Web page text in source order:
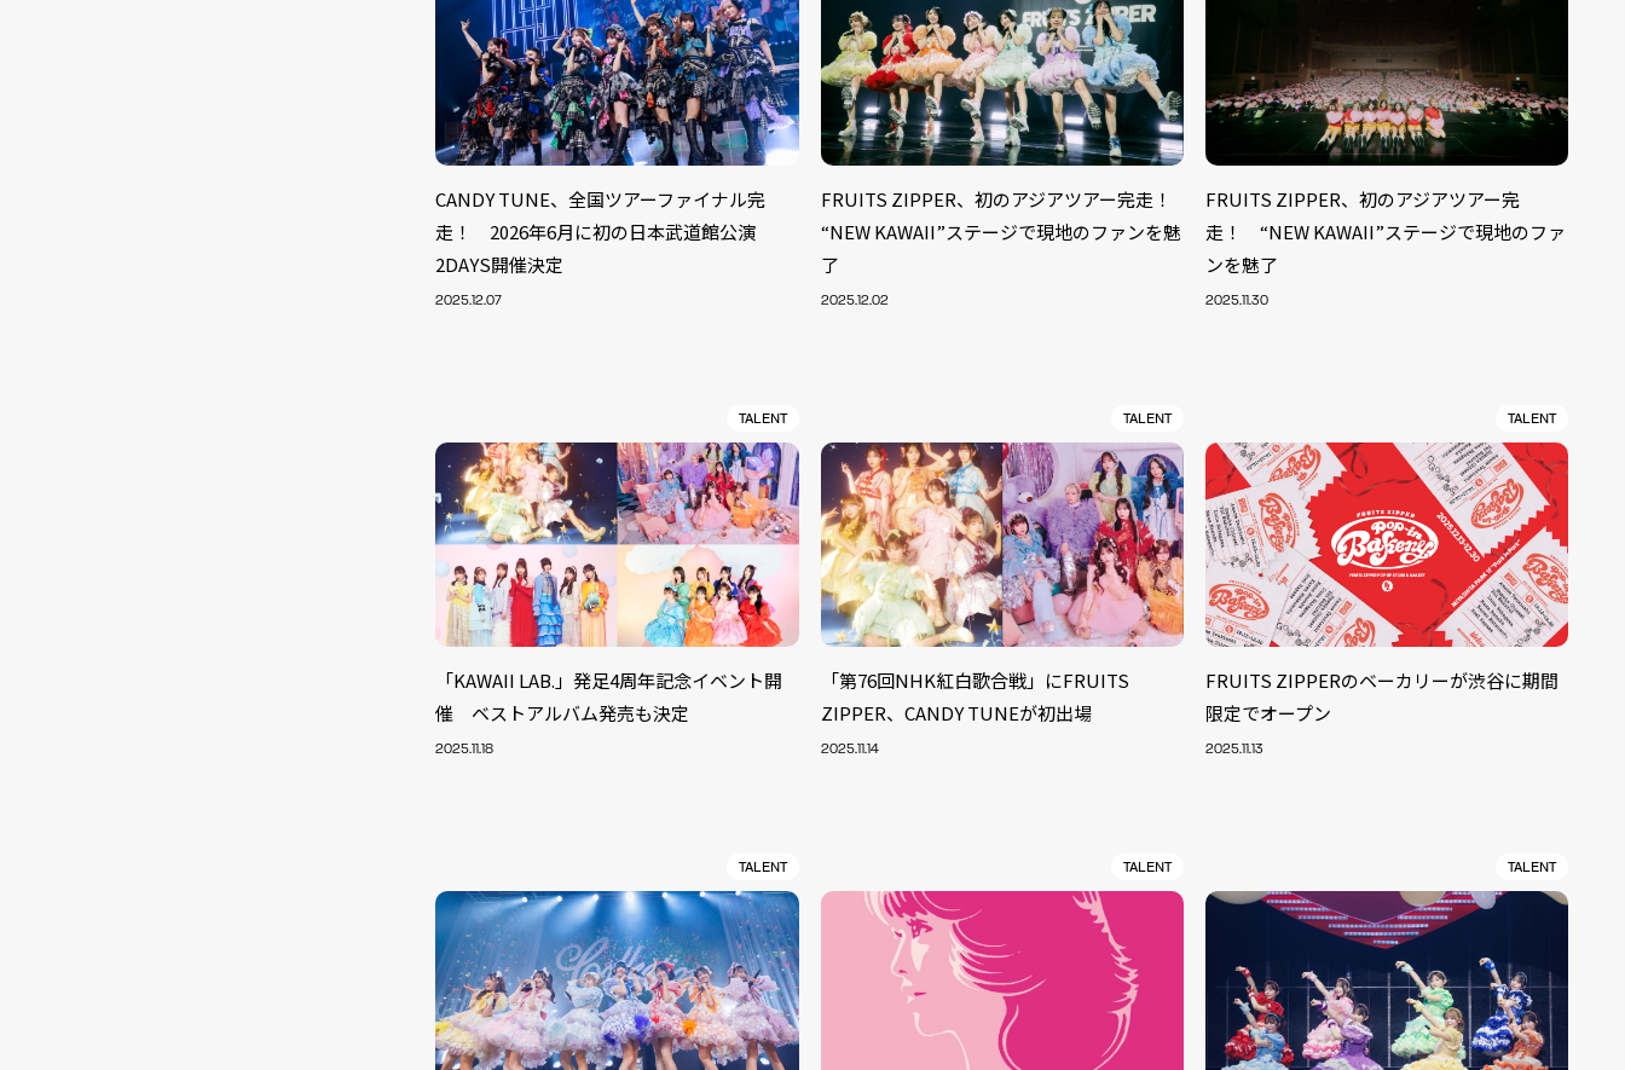
CANDY TUNE、全国ツアーファイナル完
走！ 2026年6月に初の日本武道館公演
2DAYS開催決定
2025.12.07
FRUITS ZIPPER、初のアジアツアー完走！
“NEW KAWAII”ステージで現地のファンを魅
了
2025.12.02
FRUITS ZIPPER、初のアジアツアー完
走！ “NEW KAWAII”ステージで現地のファ
ンを魅了
2025.11.30
TALENT
「KAWAII LAB.」発足4周年記念イベント開
催 ベストアルバム発売も決定
2025.11.18
TALENT
「第76回NHK紅白歌合戦」にFRUITS
ZIPPER、CANDY TUNEが初出場
2025.11.14
TALENT
FRUITS ZIPPERのベーカリーが渋谷に期間
限定でオープン
2025.11.13
TALENT TALENT TALENT